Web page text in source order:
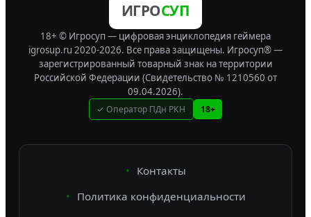
ИГРОСУП
18+ © Игросуп — цифровая энциклопедия геймера
igrosup.ru 2020-2026. Все права защищены. Игросуп® —
зарегистрированный товарный знак на территории
Российской Федерации (Свидетельство № 1210560 от
09.04.2026).
✓ Оператор ПДн РКН 18+
Контакты
Политика конфиденциальности